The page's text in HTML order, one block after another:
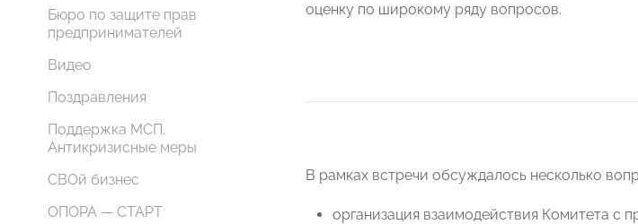
Бюро по защите прав
предпринимателей
Видео
Поздравления
Поддержка МСП.
Антикризисные меры
СВОй бизнес
ОПОРА — СТАРТ
оценку по широкому ряду вопросов.
В рамках встречи обсуждалось несколько
организация взаимодействия Комитета